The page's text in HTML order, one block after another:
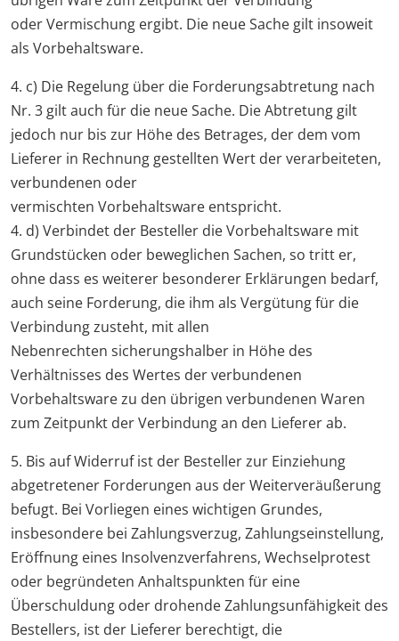
oder Vermischung ergibt. Die neue Sache gilt insoweit
als Vorbehaltsware.
4. c) Die Regelung über die Forderungsabtretung nach
Nr. 3 gilt auch für die neue Sache. Die Abtretung gilt
jedoch nur bis zur Höhe des Betrages, der dem vom
Lieferer in Rechnung gestellten Wert der verarbeiteten,
verbundenen oder
vermischten Vorbehaltsware entspricht.
4. d) Verbindet der Besteller die Vorbehaltsware mit
Grundstücken oder beweglichen Sachen, so tritt er,
ohne dass es weiterer besonderer Erklärungen bedarf,
auch seine Forderung, die ihm als Vergütung für die
Verbindung zusteht, mit allen
Nebenrechten sicherungshalber in Höhe des
Verhältnisses des Wertes der verbundenen
Vorbehaltsware zu den übrigen verbundenen Waren
zum Zeitpunkt der Verbindung an den Lieferer ab.
5. Bis auf Widerruf ist der Besteller zur Einziehung
abgetretener Forderungen aus der Weiterveräußerung
befugt. Bei Vorliegen eines wichtigen Grundes,
insbesondere bei Zahlungsverzug, Zahlungseinstellung,
Eröffnung eines Insolvenzverfahrens, Wechselprotest
oder begründeten Anhaltspunkten für eine
Überschuldung oder drohende Zahlungsunfähigkeit des
Bestellers, ist der Lieferer berechtigt, die